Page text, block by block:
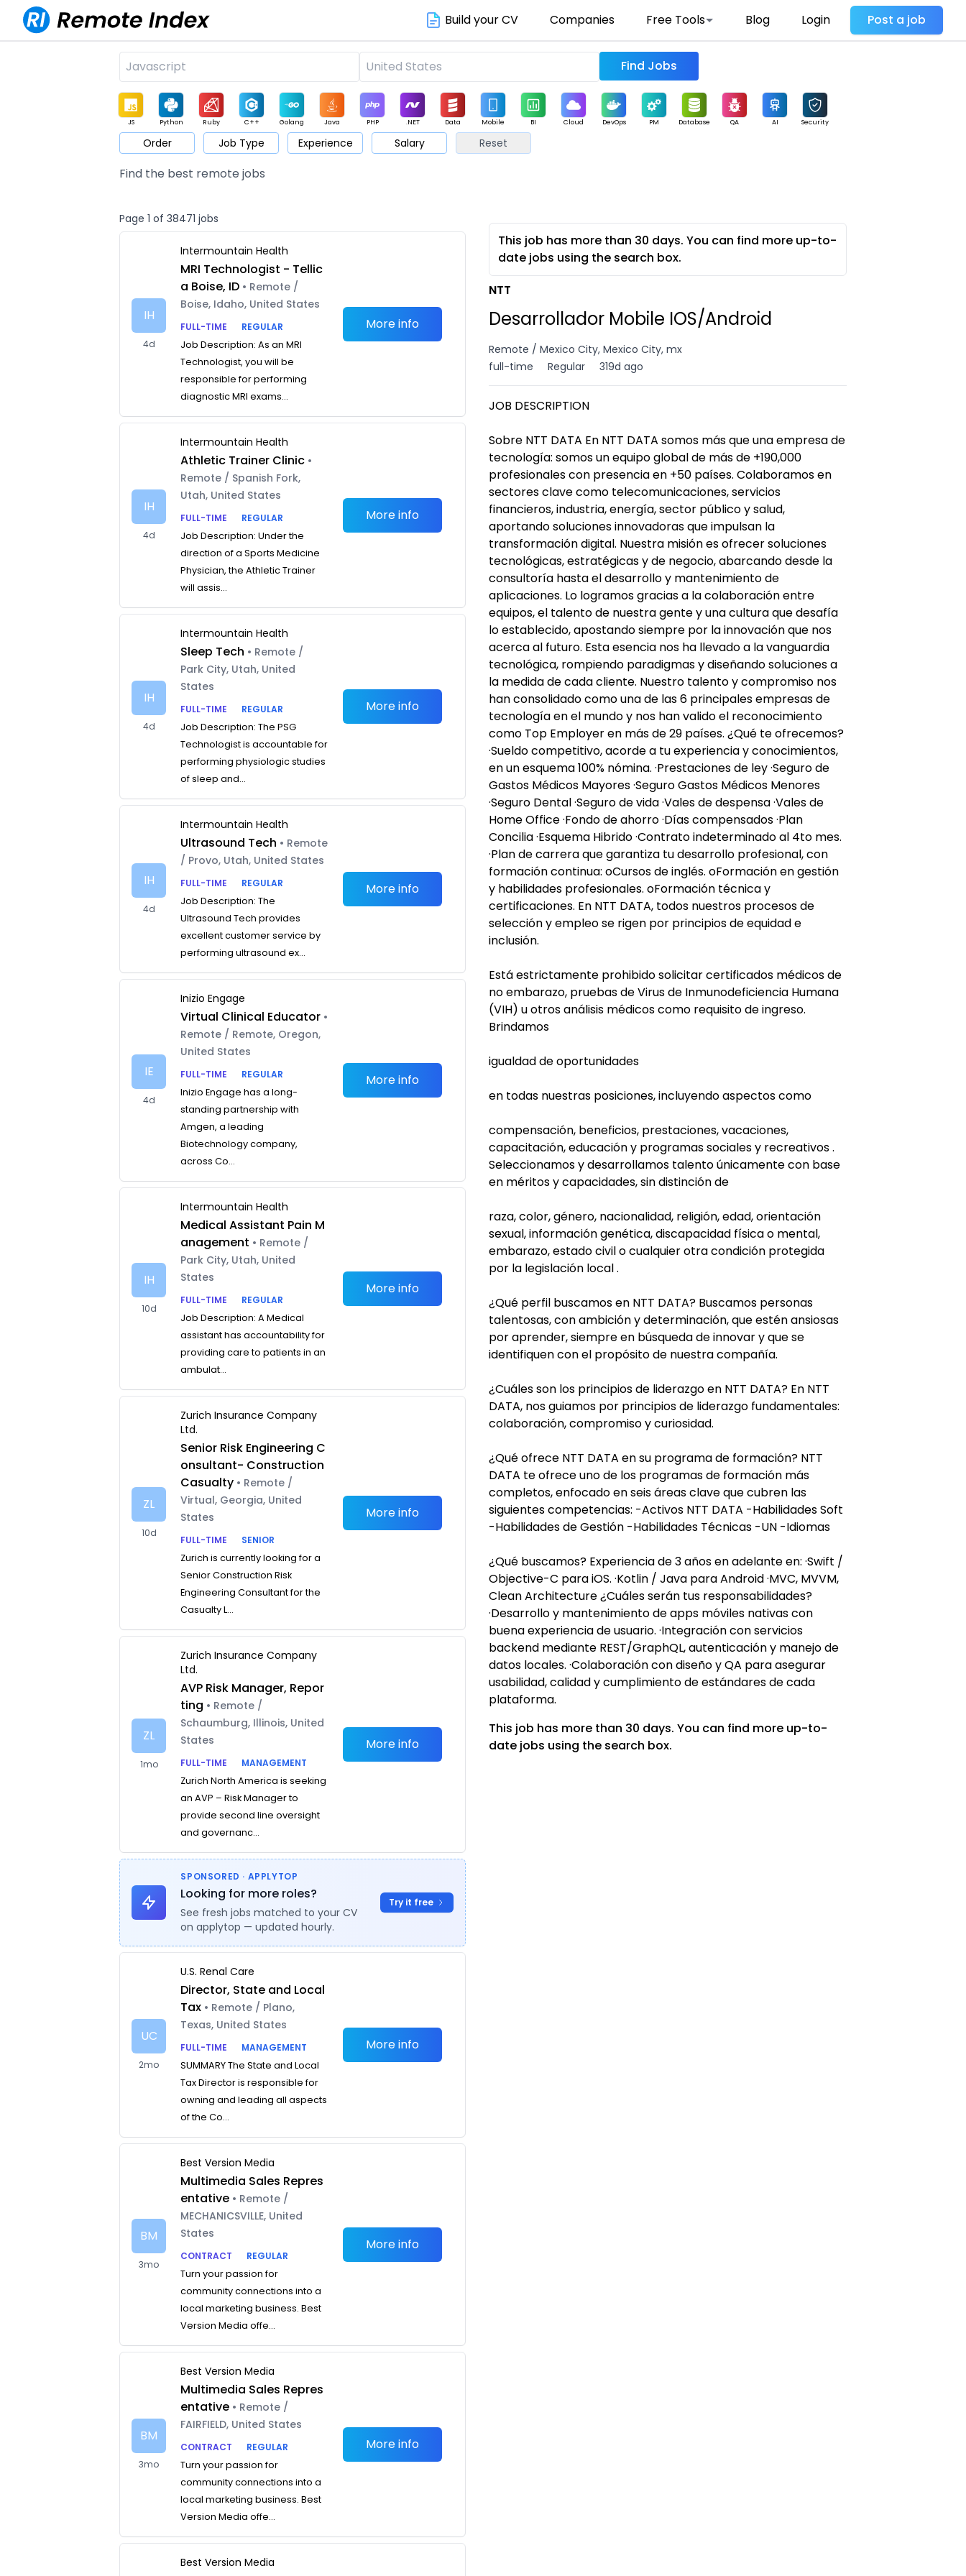
Build your CV Companies Free Tools Blog Login Post a job
Find Jobs
JS Python Ruby C++ Golang Java PHP .NET Data Mobile BI Cloud DevOps PM Database QA AI Security
Game Web3 UI / UX Architect Product Marketing Support Sales
Order Job Type Experience Salary Reset
Find the best remote jobs
Page 1 of 38471 jobs
IH
4d
Intermountain Health
MRI Technologist - Tellic
a Boise, ID • Remote /
Boise, Idaho, United States
FULL-TIME
REGULAR
Job Description: As an MRI
Technologist, you will be
responsible for performing
diagnostic MRI exams...
More info
IH
4d
Intermountain Health
Athletic Trainer Clinic •
Remote / Spanish Fork,
Utah, United States
FULL-TIME
REGULAR
Job Description: Under the
direction of a Sports Medicine
Physician, the Athletic Trainer
will assis...
More info
IH
4d
Intermountain Health
Sleep Tech • Remote /
Park City, Utah, United
States
FULL-TIME
REGULAR
Job Description: The PSG
Technologist is accountable for
performing physiologic studies
of sleep and...
More info
IH
4d
Intermountain Health
Ultrasound Tech • Remote
/ Provo, Utah, United States
FULL-TIME
REGULAR
Job Description: The
Ultrasound Tech provides
excellent customer service by
performing ultrasound ex...
More info
IE
4d
Inizio Engage
Virtual Clinical Educator •
Remote / Remote, Oregon,
United States
FULL-TIME
REGULAR
Inizio Engage has a long-
standing partnership with
Amgen, a leading
Biotechnology company,
across Co...
More info
IH
10d
Intermountain Health
Medical Assistant Pain M
anagement • Remote /
Park City, Utah, United
States
FULL-TIME
REGULAR
Job Description: A Medical
assistant has accountability for
providing care to patients in an
ambulat...
More info
ZL
10d
Zurich Insurance Company
Ltd.
Senior Risk Engineering C
onsultant- Construction
Casualty • Remote /
Virtual, Georgia, United
States
FULL-TIME
SENIOR
Zurich is currently looking for a
Senior Construction Risk
Engineering Consultant for the
Casualty L...
More info
ZL
1mo
Zurich Insurance Company
Ltd.
AVP Risk Manager, Repor
ting • Remote /
Schaumburg, Illinois, United
States
FULL-TIME
MANAGEMENT
Zurich North America is seeking
an AVP – Risk Manager to
provide second line oversight
and governanc...
More info
SPONSORED · APPLYTOP
Looking for more roles?
See fresh jobs matched to your CV
on applytop — updated hourly.
Try it free
UC
2mo
U.S. Renal Care
Director, State and Local
Tax • Remote / Plano,
Texas, United States
FULL-TIME
MANAGEMENT
SUMMARY The State and Local
Tax Director is responsible for
owning and leading all aspects
of the Co...
More info
BM
3mo
Best Version Media
Multimedia Sales Repres
entative • Remote /
MECHANICSVILLE, United
States
CONTRACT
REGULAR
Turn your passion for
community connections into a
local marketing business. Best
Version Media offe...
More info
BM
3mo
Best Version Media
Multimedia Sales Repres
entative • Remote /
FAIRFIELD, United States
CONTRACT
REGULAR
Turn your passion for
community connections into a
local marketing business. Best
Version Media offe...
More info
Best Version Media
This job has more than 30 days. You can find more up-to-
date jobs using the search box.
NTT
Desarrollador Mobile IOS/Android
Remote / Mexico City, Mexico City, mx
full-time
Regular 319d ago
JOB DESCRIPTION
Sobre NTT DATA En NTT DATA somos más que una empresa de
tecnología: somos un equipo global de más de +190,000
profesionales con presencia en +50 países. Colaboramos en
sectores clave como telecomunicaciones, servicios
financieros, industria, energía, sector público y salud,
aportando soluciones innovadoras que impulsan la
transformación digital. Nuestra misión es ofrecer soluciones
tecnológicas, estratégicas y de negocio, abarcando desde la
consultoría hasta el desarrollo y mantenimiento de
aplicaciones. Lo logramos gracias a la colaboración entre
equipos, el talento de nuestra gente y una cultura que desafía
lo establecido, apostando siempre por la innovación que nos
acerca al futuro. Esta esencia nos ha llevado a la vanguardia
tecnológica, rompiendo paradigmas y diseñando soluciones a
la medida de cada cliente. Nuestro talento y compromiso nos
han consolidado como una de las 6 principales empresas de
tecnología en el mundo y nos han valido el reconocimiento
como Top Employer en más de 29 países. ¿Qué te ofrecemos?
·Sueldo competitivo, acorde a tu experiencia y conocimientos,
en un esquema 100% nómina. ·Prestaciones de ley ·Seguro de
Gastos Médicos Mayores ·Seguro Gastos Médicos Menores
·Seguro Dental ·Seguro de vida ·Vales de despensa ·Vales de
Home Office ·Fondo de ahorro ·Días compensados ·Plan
Concilia ·Esquema Hibrido ·Contrato indeterminado al 4to mes.
·Plan de carrera que garantiza tu desarrollo profesional, con
formación continua: oCursos de inglés. oFormación en gestión
y habilidades profesionales. oFormación técnica y
certificaciones. En NTT DATA, todos nuestros procesos de
selección y empleo se rigen por principios de equidad e
inclusión.
Está estrictamente prohibido solicitar certificados médicos de
no embarazo, pruebas de Virus de Inmunodeficiencia Humana
(VIH) u otros análisis médicos como requisito de ingreso.
Brindamos
igualdad de oportunidades
en todas nuestras posiciones, incluyendo aspectos como
compensación, beneficios, prestaciones, vacaciones,
capacitación, educación y programas sociales y recreativos .
Seleccionamos y desarrollamos talento únicamente con base
en méritos y capacidades, sin distinción de
raza, color, género, nacionalidad, religión, edad, orientación
sexual, información genética, discapacidad física o mental,
embarazo, estado civil o cualquier otra condición protegida
por la legislación local .
¿Qué perfil buscamos en NTT DATA? Buscamos personas
talentosas, con ambición y determinación, que estén ansiosas
por aprender, siempre en búsqueda de innovar y que se
identifiquen con el propósito de nuestra compañía.
¿Cuáles son los principios de liderazgo en NTT DATA? En NTT
DATA, nos guiamos por principios de liderazgo fundamentales:
colaboración, compromiso y curiosidad.
¿Qué ofrece NTT DATA en su programa de formación? NTT
DATA te ofrece uno de los programas de formación más
completos, enfocado en seis áreas clave que cubren las
siguientes competencias: -Activos NTT DATA -Habilidades Soft
-Habilidades de Gestión -Habilidades Técnicas -UN -Idiomas
¿Qué buscamos? Experiencia de 3 años en adelante en: ·Swift /
Objective-C para iOS. ·Kotlin / Java para Android ·MVC, MVVM,
Clean Architecture ¿Cuáles serán tus responsabilidades?
·Desarrollo y mantenimiento de apps móviles nativas con
buena experiencia de usuario. ·Integración con servicios
backend mediante REST/GraphQL, autenticación y manejo de
datos locales. ·Colaboración con diseño y QA para asegurar
usabilidad, calidad y cumplimiento de estándares de cada
plataforma.
This job has more than 30 days. You can find more up-to-
date jobs using the search box.